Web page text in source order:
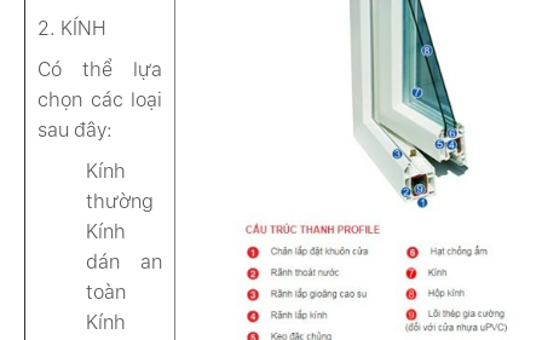
2. KÍNH
Có thể lựa
chọn các loại
sau đây:
Kính
thường
Kính
dán an
toàn
Kính